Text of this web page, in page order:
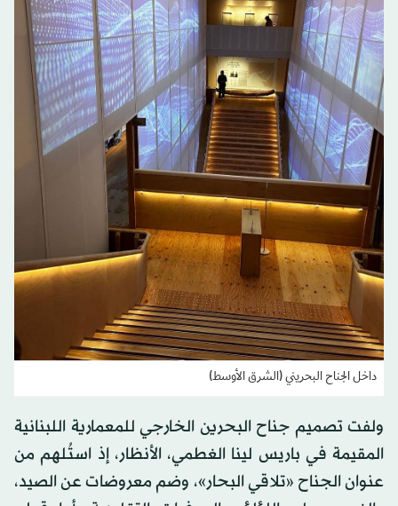
داخل الجناح البحريني (الشرق الأوسط)
ولفت تصميم جناح البحرين الخارجي للمعمارية اللبنانية
المقيمة في باريس لينا الغطمي، الأنظار، إذ استُلهم من
عنوان الجناح «تلاقي البحار»، وضم معروضات عن الصيد،